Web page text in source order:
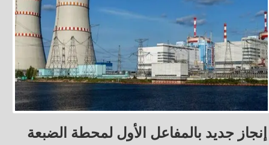
إنجاز جديد بالمفاعل الأول لمحطة الضبعة